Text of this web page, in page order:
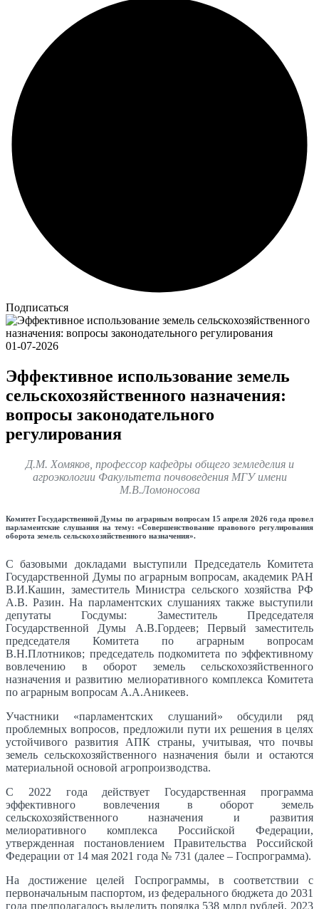
Подписаться
01-07-2026
Эффективное использование земель
сельскохозяйственного назначения:
вопросы законодательного
регулирования
Д.М. Хомяков, профессор кафедры общего земледелия и
агроэкологии Факультета почвоведения МГУ имени
М.В.Ломоносова
Комитет Государственной Думы по аграрным вопросам 15 апреля 2026 года провел
парламентские слушания на тему: «Совершенствование правового регулирования
оборота земель сельскохозяйственного назначения».
С базовыми докладами выступили Председатель Комитета
Государственной Думы по аграрным вопросам, академик РАН
В.И.Кашин, заместитель Министра сельского хозяйства РФ
А.В. Разин. На парламентских слушаниях также выступили
депутаты Госдумы: Заместитель Председателя
Государственной Думы А.В.Гордеев; Первый заместитель
председателя Комитета по аграрным вопросам
В.Н.Плотников; председатель подкомитета по эффективному
вовлечению в оборот земель сельскохозяйственного
назначения и развитию мелиоративного комплекса Комитета
по аграрным вопросам А.А.Аникеев.
Участники «парламентских слушаний» обсудили ряд
проблемных вопросов, предложили пути их решения в целях
устойчивого развития АПК страны, учитывая, что почвы
земель сельскохозяйственного назначения были и остаются
материальной основой агропроизводства.
С 2022 года действует Государственная программа
эффективного вовлечения в оборот земель
сельскохозяйственного назначения и развития
мелиоративного комплекса Российской Федерации,
утвержденная постановлением Правительства Российской
Федерации от 14 мая 2021 года № 731 (далее – Госпрограмма).
На достижение целей Госпрограммы, в соответствии с
первоначальным паспортом, из федерального бюджета до 2031
года предполагалось выделить порядка 538 млрд рублей, 2023